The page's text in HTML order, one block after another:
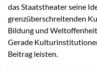
das Staatstheater seine
grenzüberschreitenden
Bildung und
Gerade
Beitrag leisten.